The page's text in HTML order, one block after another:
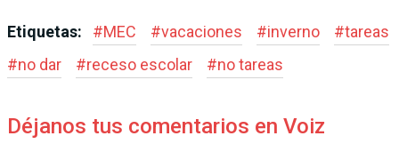
Etiquetas: #MEC #vacaciones #inverno #tareas
#no dar #receso escolar #no tareas
Déjanos tus comentarios en Voiz